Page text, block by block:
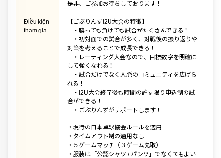
Điều kiện
tham gia
是非、ご参加お待ちしております！
【ごぶりんずi2U大会の特徴】
・勝っても負けても試合がたくさんできる！
・初対面での試合が多く、対戦後の振り返りや
対策を考えることで成長できる！
・レーティング大会なので、目標数字を明確に
して強くなれる！
・試合だけでなく人脈のコミュニティを広げら
れる！
・i2U大会終了後も時間の許す限り申込制の試
合ができる！
・ごぶりんずがサポートします！
・現行の日本卓球協会ルールを適用
・タイムアウト制の適用なし
・５ゲームマッチ（３ゲーム先取）
・服装は「公認シャツ / パンツ」でなくてもよい